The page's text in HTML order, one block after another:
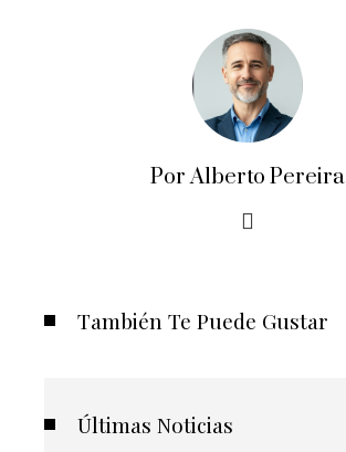
Por Alberto Pereira
También Te Puede Gustar
Últimas Noticias